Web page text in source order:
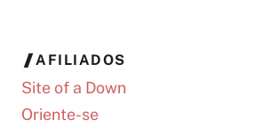
AFILIADOS
Site of a Down
Oriente-se